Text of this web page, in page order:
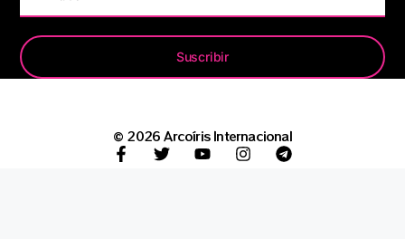
Suscribir
© 2026 Arcoíris Internacional